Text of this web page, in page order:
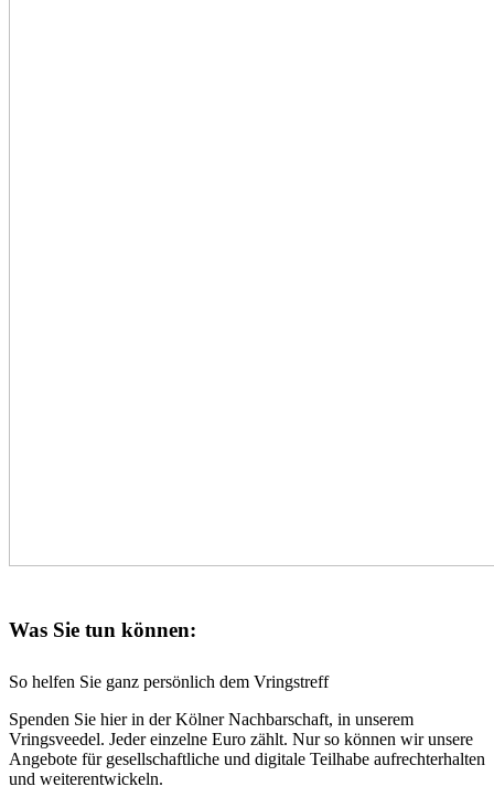
Was Sie tun können:
So helfen Sie ganz persönlich dem Vringstreff
Spenden Sie hier in der Kölner Nachbarschaft, in unserem
Vringsveedel. Jeder einzelne Euro zählt. Nur so können wir unsere
Angebote für gesellschaftliche und digitale Teilhabe aufrechterhalten
und weiterentwickeln.